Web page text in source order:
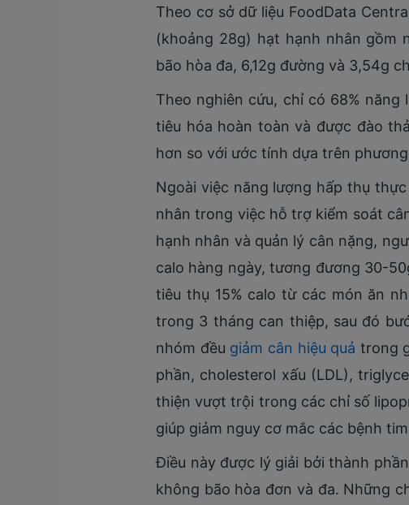
Theo cơ sở dữ liệu FoodData
(khoảng 28g) hạt hạnh nhân gồm
bão hòa đa, 6,12g đường và 3,54g
Theo nghiên cứu, chỉ có 68%
tiêu hóa hoàn toàn và được đào
hơn so với ước tính dựa trên
Ngoài việc năng lượng hấp thụ
nhân trong việc hỗ trợ kiểm soát
hạnh nhân và quản lý cân nặng,
calo hàng ngày, tương đương 30-
tiêu thụ 15% calo từ các món ăn
trong 3 tháng can thiệp, sau đó
nhóm đều giảm cân hiệu quả trong
phần, cholesterol xấu (LDL),
thiện vượt trội trong các chỉ số
giúp giảm nguy cơ mắc các bệnh
Điều này được lý giải bởi thành
không bão hòa đơn và đa. Những